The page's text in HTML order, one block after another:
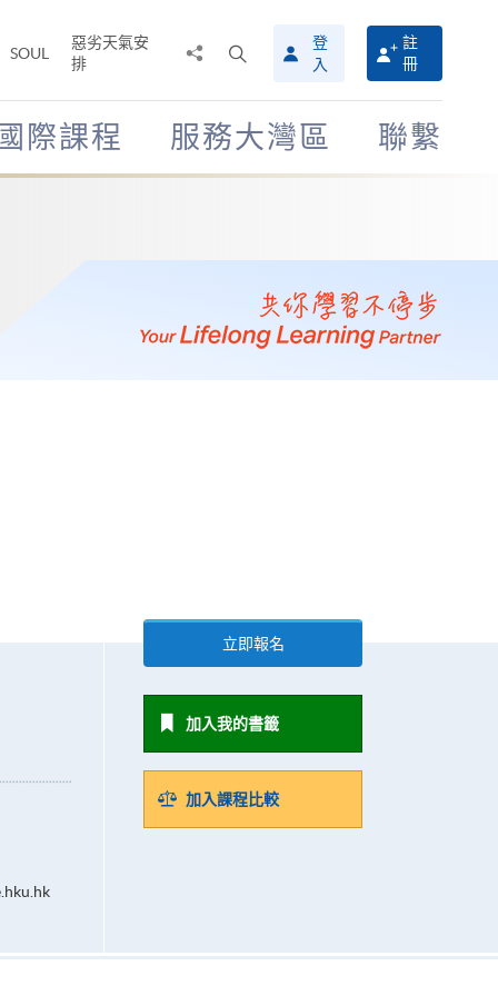
SOUL
惡劣天氣安
排
搜
尋
介
面
登
入
註
冊
際課程 服務大灣區 聯繫
立即報名
加入我的書籤
加入課程比較